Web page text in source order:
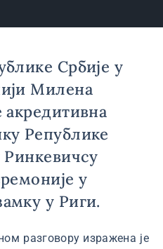
Србије у
Милена
Републике
Ринкевичсу
у
у Риги.
разговору изражена је